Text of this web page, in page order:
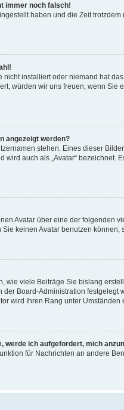
immer noch falsch!
haben und die Zeit
installiert oder niemand hat
würden wir uns freuen, wenn
angezeigt werden?
stehen. Eines dieser
wird auch als „Avatar“
Avatar über eine der
keinen Avatar benutzen können,
wie viele Beiträge Sie bislang
Board-Administration
wird Ihren Rang unter Umständen
werde ich aufgefordert, mich
für Nachrichten an andere